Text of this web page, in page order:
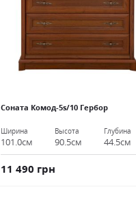
Соната Комод-5s/10 Гербор
Ширина
101.0см
Высота
90.5см
Глубина
44.5см
11 490 грн